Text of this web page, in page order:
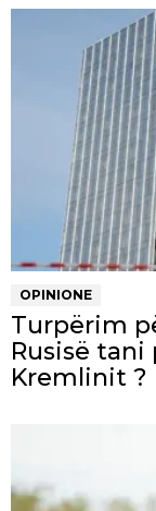
OPINIONE
Turpërim
Rusisë
Kremlinit ?